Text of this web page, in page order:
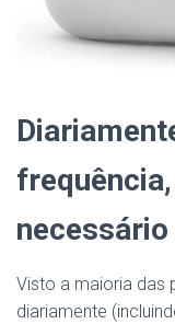
necessário
Visto a maioria das
diariamente